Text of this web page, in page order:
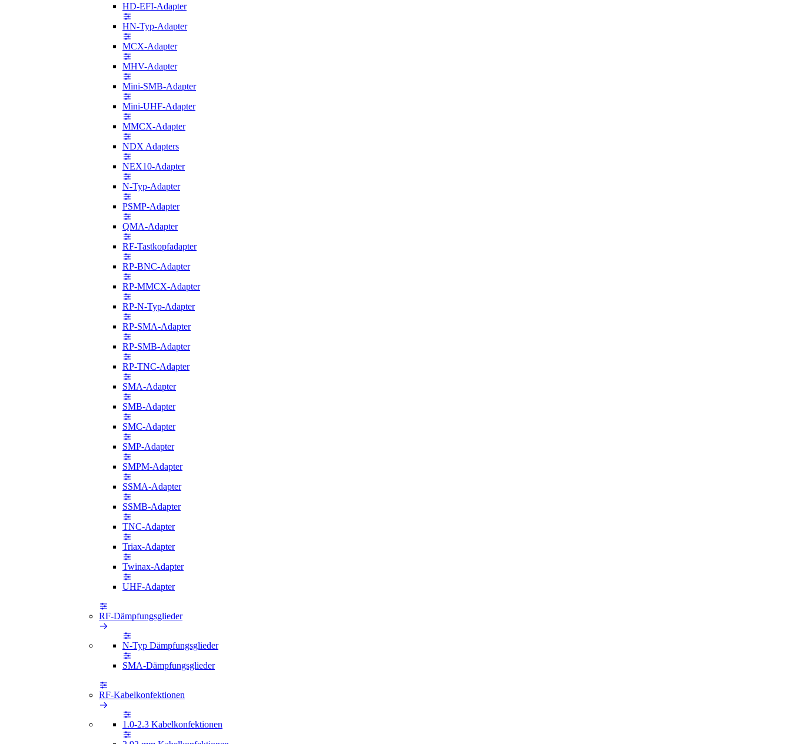
HD-EFI-Adapter
HN-Typ-Adapter
MCX-Adapter
MHV-Adapter
Mini-SMB-Adapter
Mini-UHF-Adapter
MMCX-Adapter
NDX Adapters
NEX10-Adapter
N-Typ-Adapter
PSMP-Adapter
QMA-Adapter
RF-Tastkopfadapter
RP-BNC-Adapter
RP-MMCX-Adapter
RP-N-Typ-Adapter
RP-SMA-Adapter
RP-SMB-Adapter
RP-TNC-Adapter
SMA-Adapter
SMB-Adapter
SMC-Adapter
SMP-Adapter
SMPM-Adapter
SSMA-Adapter
SSMB-Adapter
TNC-Adapter
Triax-Adapter
Twinax-Adapter
UHF-Adapter
RF-Dämpfungsglieder
N-Typ Dämpfungsglieder
SMA-Dämpfungsglieder
RF-Kabelkonfektionen
1.0-2.3 Kabelkonfektionen